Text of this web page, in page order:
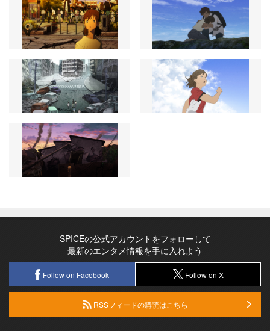
SPICEの公式アカウントをフォローして
最新のエンタメ情報を手に入れよう
Follow on Facebook Follow on X
RSSフィードの購読はこちら